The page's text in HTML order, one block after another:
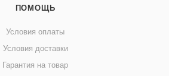
ПОМОЩЬ
Условия оплаты
Условия доставки
Гарантия на товар